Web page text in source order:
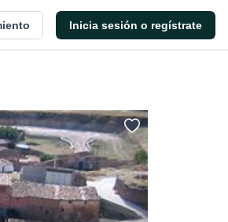
Inicia sesión o regístrate